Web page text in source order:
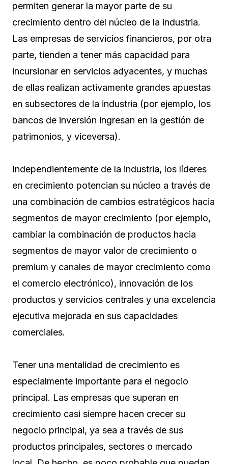
permiten generar la mayor parte de su
crecimiento dentro del núcleo de la industria.
Las empresas de servicios financieros, por otra
parte, tienden a tener más capacidad para
incursionar en servicios adyacentes, y muchas
de ellas realizan activamente grandes apuestas
en subsectores de la industria (por ejemplo, los
bancos de inversión ingresan en la gestión de
patrimonios, y viceversa).
Independientemente de la industria, los líderes
en crecimiento potencian su núcleo a través de
una combinación de cambios estratégicos hacia
segmentos de mayor crecimiento (por ejemplo,
cambiar la combinación de productos hacia
segmentos de mayor valor de crecimiento o
premium y canales de mayor crecimiento como
el comercio electrónico), innovación de los
productos y servicios centrales y una excelencia
ejecutiva mejorada en sus capacidades
comerciales.
Tener una mentalidad de crecimiento es
especialmente importante para el negocio
principal. Las empresas que superan en
crecimiento casi siempre hacen crecer su
negocio principal, ya sea a través de sus
productos principales, sectores o mercado